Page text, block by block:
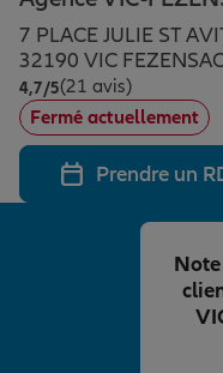
Assurance
Prévoyance et
Assurance animal
Protection de la
Protection juridique
Épargne & retraite
Plan épargne retraite
Assurance vie
Placements
Investissements
Vos projets
Partir en vacances
Conseil assurance
7 PLACE JULIE ST
32190 VIC
4,7/5Note de 4.7 sur 5
(21 avis)
Fermé actuellement
Prendre un